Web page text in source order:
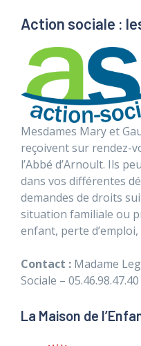
Action sociale :
Mesdames Mary et
reçoivent sur rendez-
l’Abbé d’Arnoult. Ils
dans vos différentes
demandes de droits
situation familiale ou
enfant, perte
Contact : Madame
Sociale – 05.46.98.47.40
La Maison de